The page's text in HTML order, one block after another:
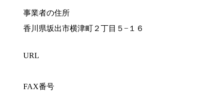
事業者の住所
香川県坂出市横津町２丁目５−１６
URL
FAX番号